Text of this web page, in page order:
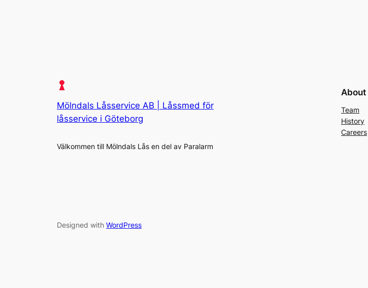
Mölndals Låsservice AB | Låssmed för
låsservice i Göteborg
Välkommen till Mölndals Lås en del av Paralarm
About
Team
History
Careers
Designed with WordPress